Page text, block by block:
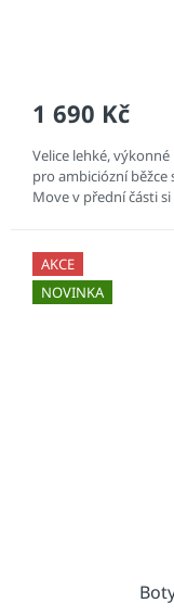
1 690 Kč
Velice lehké,
pro ambiciózní
Move v přední části
AKCE
NOVINKA